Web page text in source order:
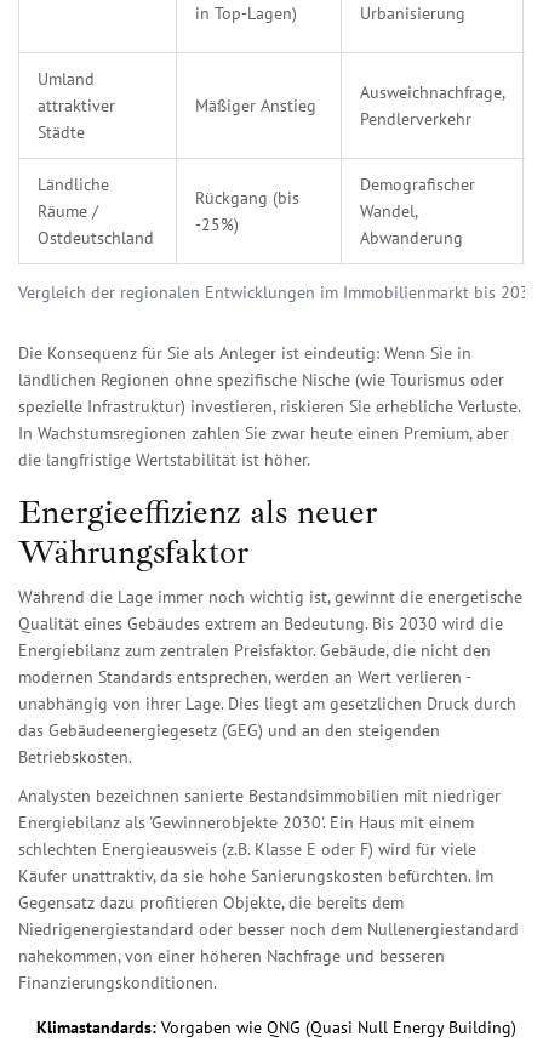
Vergleich der regionalen Entwicklungen im Immobilienmarkt bis 2030
in Top-Lagen)
Urbanisierung
Umland
attraktiver
Städte
Mäßiger Anstieg
Ausweichnachfrage,
Pendlerverkehr
Ländliche
Räume /
Ostdeutschland
Rückgang (bis
-25%)
Demografischer
Wandel,
Abwanderung
Die Konsequenz für Sie als Anleger ist eindeutig: Wenn Sie in
ländlichen Regionen ohne spezifische Nische (wie Tourismus oder
spezielle Infrastruktur) investieren, riskieren Sie erhebliche Verluste.
In Wachstumsregionen zahlen Sie zwar heute einen Premium, aber
die langfristige Wertstabilität ist höher.
Energieeffizienz als neuer
Währungsfaktor
Während die Lage immer noch wichtig ist, gewinnt die energetische
Qualität eines Gebäudes extrem an Bedeutung. Bis 2030 wird die
Energiebilanz zum zentralen Preisfaktor. Gebäude, die nicht den
modernen Standards entsprechen, werden an Wert verlieren -
unabhängig von ihrer Lage. Dies liegt am gesetzlichen Druck durch
das Gebäudeenergiegesetz (GEG) und an den steigenden
Betriebskosten.
Analysten bezeichnen sanierte Bestandsimmobilien mit niedriger
Energiebilanz als 'Gewinnerobjekte 2030'. Ein Haus mit einem
schlechten Energieausweis (z.B. Klasse E oder F) wird für viele
Käufer unattraktiv, da sie hohe Sanierungskosten befürchten. Im
Gegensatz dazu profitieren Objekte, die bereits dem
Niedrigenergiestandard oder besser noch dem Nullenergiestandard
nahekommen, von einer höheren Nachfrage und besseren
Finanzierungskonditionen.
Klimastandards: Vorgaben wie QNG (Quasi Null Energy Building)